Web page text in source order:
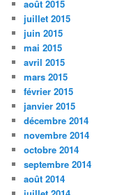
août 2015
juillet 2015
juin 2015
mai 2015
avril 2015
mars 2015
février 2015
janvier 2015
décembre 2014
novembre 2014
octobre 2014
septembre 2014
août 2014